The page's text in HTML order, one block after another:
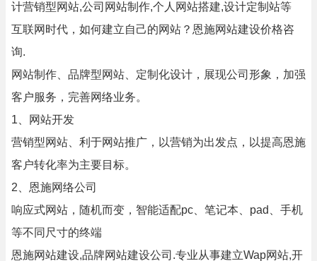
计营销型网站,公司网站制作,个人网站搭建,设计定制站等
互联网时代，如何建立自己的网站？恩施网站建设价格咨
询.
网站制作、品牌型网站、定制化设计，展现公司形象，加强
客户服务，完善网络业务。
1、网站开发
营销型网站、利于网站推广，以营销为出发点，以提高恩施
客户转化率为主要目标。
2、恩施网络公司
响应式网站，随机而变，智能适配pc、笔记本、pad、手机
等不同尺寸的终端
恩施网站建设,品牌网站建设公司.专业从事建立Wap网站,开